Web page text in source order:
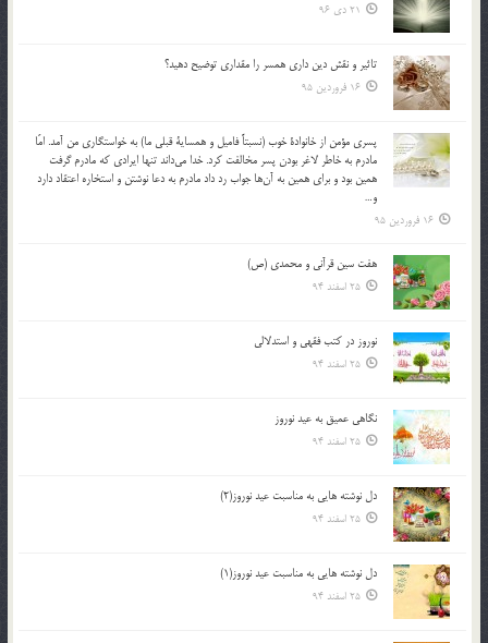
21 دی 96
تاثير و نقش دين داري همسر را مقداري توضيح دهيد؟
16 فروردین 95
پسري مؤمن از خانوادة خوب (نسبتاً فاميل و همساية قبلي ما) به خواستگاري من آمد. امّا
مادرم به خاطر لاغر بودن پسر مخالفت كرد. خدا مي‌داند تنها ايرادي كه مادرم گرفت
همين بود و براي همين به آن‌ها جواب رد داد مادرم به دعا نوشتن و استخاره اعتقاد دارد
و…
16 فروردین 95
هفت سین قرآنی و محمدی (ص)
25 اسفند 94
نوروز در كتب فقهى و استدلالى‏
25 اسفند 94
نگاهى عميق به عيد نوروز
25 اسفند 94
دل نوشته هایی به مناسبت عید نوروز(2)
25 اسفند 94
دل نوشته هایی به مناسبت عید نوروز(1)
25 اسفند 94